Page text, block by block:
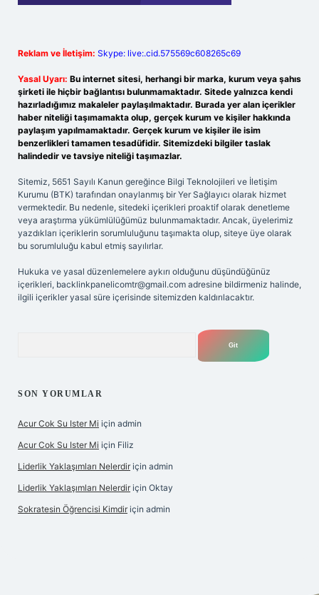
Reklam ve İletişim: Skype: live:.cid.575569c608265c69
Yasal Uyarı: Bu internet sitesi, herhangi bir marka, kurum veya şahıs
şirketi ile hiçbir bağlantısı bulunmamaktadır. Sitede yalnızca kendi
hazırladığımız makaleler paylaşılmaktadır. Burada yer alan içerikler
haber niteliği taşımamakta olup, gerçek kurum ve kişiler hakkında
paylaşım yapılmamaktadır. Gerçek kurum ve kişiler ile isim
benzerlikleri tamamen tesadüfidir. Sitemizdeki bilgiler taslak
halindedir ve tavsiye niteliği taşımazlar.
Sitemiz, 5651 Sayılı Kanun gereğince Bilgi Teknolojileri ve İletişim
Kurumu (BTK) tarafından onaylanmış bir Yer Sağlayıcı olarak hizmet
vermektedir. Bu nedenle, sitedeki içerikleri proaktif olarak denetleme
veya araştırma yükümlülüğümüz bulunmamaktadır. Ancak, üyelerimiz
yazdıkları içeriklerin sorumluluğunu taşımakta olup, siteye üye olarak
bu sorumluluğu kabul etmiş sayılırlar.
Hukuka ve yasal düzenlemelere aykırı olduğunu düşündüğünüz
içerikleri, backlinkpanelicomtr@gmail.com adresine bildirmeniz halinde,
ilgili içerikler yasal süre içerisinde sitemizden kaldırılacaktır.
SON YORUMLAR
Acur Cok Su Ister Mi için admin
Acur Cok Su Ister Mi için Filiz
Liderlik Yaklaşımları Nelerdir için admin
Liderlik Yaklaşımları Nelerdir için Oktay
Sokratesin Öğrencisi Kimdir için admin